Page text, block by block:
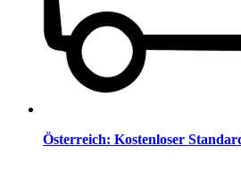
Österreich: Kostenloser